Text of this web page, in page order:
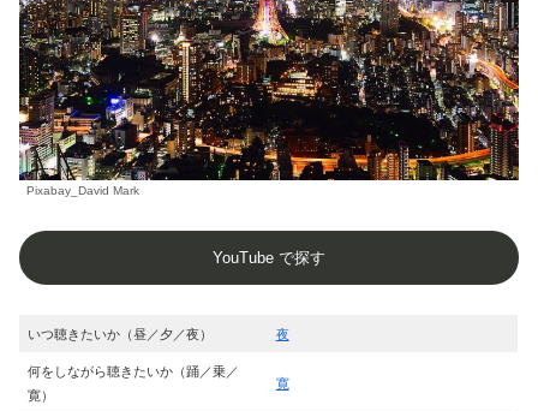
Pixabay_David Mark
YouTube で探す
いつ聴きたいか（昼／夕／夜） 夜
何をしながら聴きたいか（踊／乗／
寛）
寛